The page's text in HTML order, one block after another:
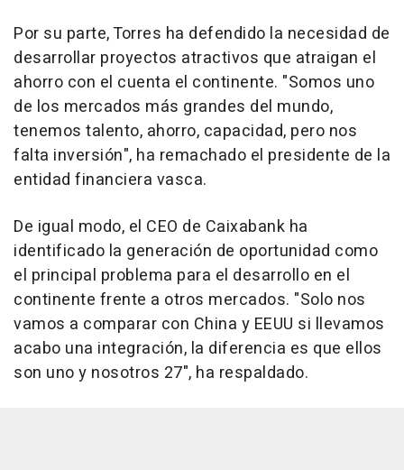
Por su parte, Torres ha defendido la necesidad de
desarrollar proyectos atractivos que atraigan el
ahorro con el cuenta el continente. "Somos uno
de los mercados más grandes del mundo,
tenemos talento, ahorro, capacidad, pero nos
falta inversión", ha remachado el presidente de la
entidad financiera vasca.
De igual modo, el CEO de Caixabank ha
identificado la generación de oportunidad como
el principal problema para el desarrollo en el
continente frente a otros mercados. "Solo nos
vamos a comparar con China y EEUU si llevamos
acabo una integración, la diferencia es que ellos
son uno y nosotros 27", ha respaldado.